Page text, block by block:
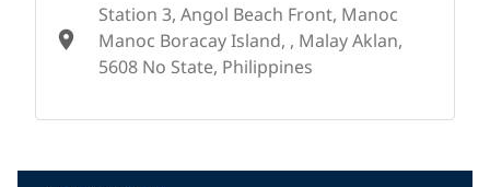
Station 3, Angol Beach Front, Manoc
Manoc Boracay Island, , Malay Aklan,
5608 No State, Philippines